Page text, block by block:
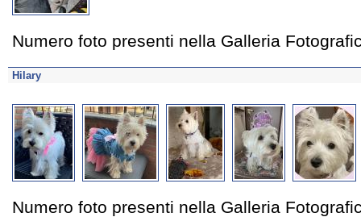
Numero foto presenti nella Galleria
Hilary
Numero foto presenti nella Galleria